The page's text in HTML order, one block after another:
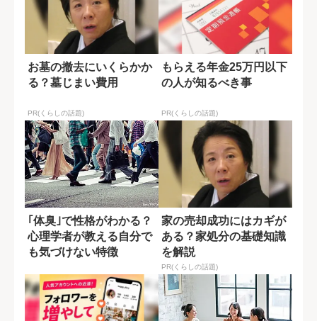
お墓の撤去にいくらかか
る？墓じまい費用
PR(くらしの話題)
もらえる年金25万円以下
の人が知るべき事
PR(くらしの話題)
｢体臭｣で性格がわかる？
心理学者が教える自分で
も気づけない特徴
家の売却成功にはカギが
ある？家処分の基礎知識
を解説
PR(くらしの話題)